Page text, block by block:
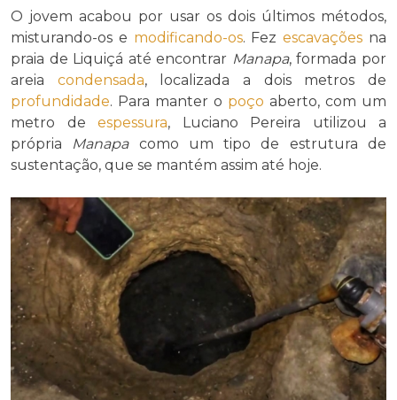
O jovem acabou por usar os dois últimos métodos,
misturando-os e modificando-os. Fezescavações na
praia de Liquiçá até encontrar Manapa, formada por
areia condensada, localizada a dois metros de
profundidade. Para manter o poço aberto, com um
metro de espessura, Luciano Pereira utilizou a
própria Manapacomo um tipo de estrutura de
sustentação, que se mantém assim até hoje.